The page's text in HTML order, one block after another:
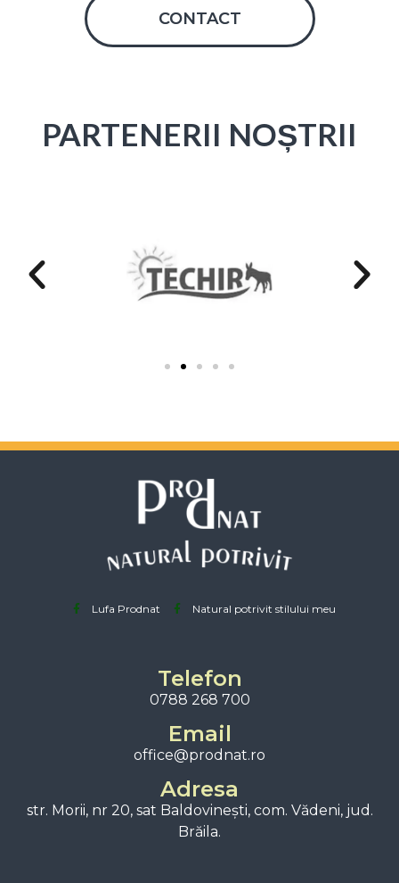
CONTACT
PARTENERII NOȘTRII
Lufa Prodnat Natural potrivit stilului meu
Telefon
0788 268 700
Email
office@prodnat.ro
Adresa
str. Morii, nr 20, sat Baldovinești, com. Vădeni, jud.
Brăila.